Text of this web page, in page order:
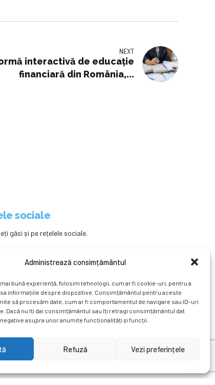
Administrează consimțământul
bună experiență, folosim tehnologii, cum ar fi cookie-uri, pentru a
informațiile despre dispozitive. Consimțământul pentru aceste
să procesăm date, cum ar fi comportamentul de navigare sau ID-uri
Dacă nu îți dai consimțământul sau îți retragi consimțământul dat
asupra unor anumite funcționalități și funcții.
Refuză Vezi preferințele
NEXT
interactivă de educaţie
financiară din România,...
sociale
găsi și pe rețelele sociale.